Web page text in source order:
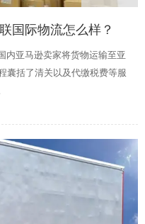
国际物流怎么样？
内亚马逊卖家将货物运输至亚
囊括了清关以及代缴税费等服